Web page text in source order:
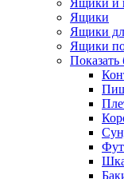
Ящики и
Ящики
Ящики
Ящики
Показать